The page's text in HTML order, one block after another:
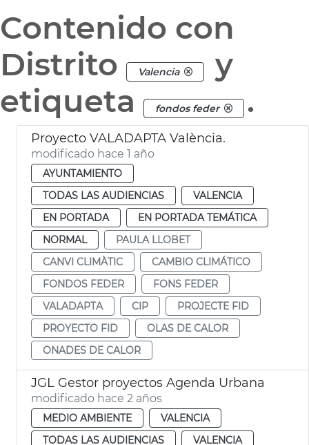
Contenido con
Distrito
Valencia
y
etiqueta
fondos feder .
Proyecto VALADAPTA València.
modificado hace 1 año
AYUNTAMIENTO
TODAS LAS AUDIENCIAS
VALENCIA
EN PORTADA
EN PORTADA TEMÁTICA
NORMAL
PAULA LLOBET
CANVI CLIMÀTIC
CAMBIO CLIMÁTICO
FONDOS FEDER
FONS FEDER
VALADAPTA
CIP
PROJECTE FID
PROYECTO FID
OLAS DE CALOR
ONADES DE CALOR
JGL Gestor proyectos Agenda Urbana
modificado hace 2 años
MEDIO AMBIENTE
VALENCIA
TODAS LAS AUDIENCIAS
VALENCIA